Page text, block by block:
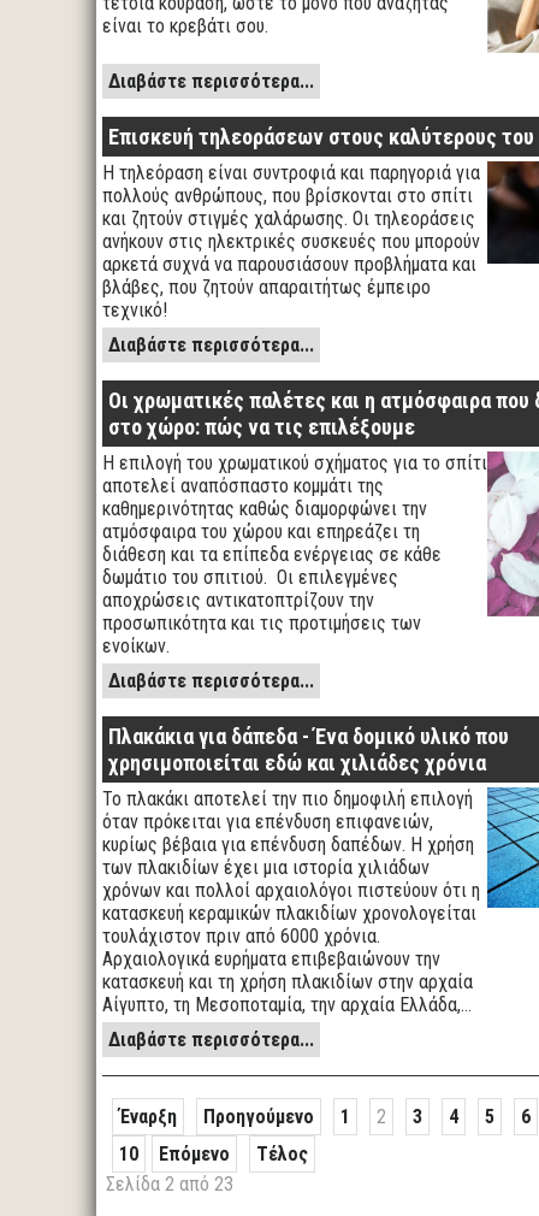
είναι το κρεβάτι σου.
Διαβάστε περισσότερα...
Επισκευή τηλεοράσεων στους καλύτερους του
Η τηλεόραση είναι συντροφιά και παρηγοριά για
πολλούς ανθρώπους, που βρίσκονται στο σπίτι
και ζητούν στιγμές χαλάρωσης. Οι τηλεοράσεις
ανήκουν στις ηλεκτρικές συσκευές που μπορούν
αρκετά συχνά να παρουσιάσουν προβλήματα και
βλάβες, που ζητούν απαραιτήτως έμπειρο
τεχνικό!
Διαβάστε περισσότερα...
Οι χρωματικές παλέτες και η ατμόσφαιρα που
στο χώρο: πώς να τις επιλέξουμε
Η επιλογή του χρωματικού σχήματος για το σπίτι
αποτελεί αναπόσπαστο κομμάτι της
καθημερινότητας καθώς διαμορφώνει την
ατμόσφαιρα του χώρου και επηρεάζει τη
διάθεση και τα επίπεδα ενέργειας σε κάθε
δωμάτιο του σπιτιού. Οι επιλεγμένες
αποχρώσεις αντικατοπτρίζουν την
προσωπικότητα και τις προτιμήσεις των
ενοίκων.
Διαβάστε περισσότερα...
Πλακάκια για δάπεδα - Ένα δομικό υλικό που
χρησιμοποιείται εδώ και χιλιάδες χρόνια
Το πλακάκι αποτελεί την πιο δημοφιλή επιλογή
όταν πρόκειται για επένδυση επιφανειών,
κυρίως βέβαια για επένδυση δαπέδων. Η χρήση
των πλακιδίων έχει μια ιστορία χιλιάδων
χρόνων και πολλοί αρχαιολόγοι πιστεύουν ότι η
κατασκευή κεραμικών πλακιδίων χρονολογείται
τουλάχιστον πριν από 6000 χρόνια.
Αρχαιολογικά ευρήματα επιβεβαιώνουν την
κατασκευή και τη χρήση πλακιδίων στην αρχαία
Αίγυπτο, τη Μεσοποταμία, την αρχαία Ελλάδα,…
Διαβάστε περισσότερα...
Έναρξη Προηγούμενο 1 2 3 4 5
6
10
Επόμενο
Τέλος
Σελίδα 2 από 23